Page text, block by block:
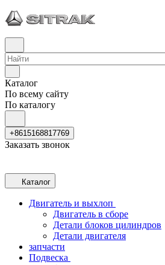
Каталог
По всему сайту
По каталогу
+8615168817769
Заказать звонок
Каталог
Двигатель и выхлоп
Двигатель в сборе
Детали блоков цилиндров
Детали двигателя
запчасти
Подвеска